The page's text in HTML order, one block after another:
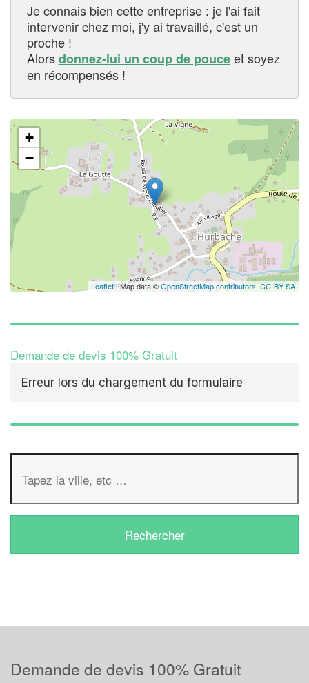
Je connais bien cette entreprise : je l'ai fait
intervenir chez moi, j'y ai travaillé, c'est un
proche !
Alorsdonnez-lui un coup de pouceet soyez
en récompensés !
+
−
Leaflet| Map data ©OpenStreetMap contributors, CC-BY-SA
Demande de devis 100% Gratuit
Erreur lors du chargement du formulaire
Demande de devis 100% Gratuit